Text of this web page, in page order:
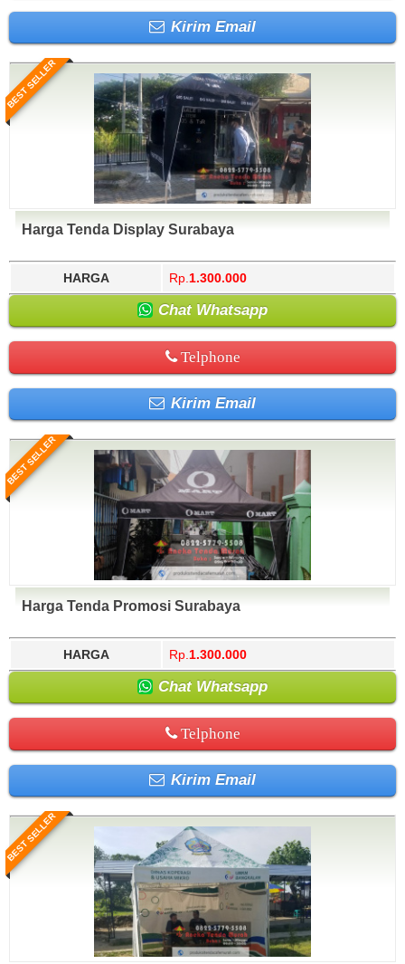
Kirim Email
BEST SELLER
Harga Tenda Display Surabaya
HARGA Rp. 1.300.000
Chat Whatsapp
Telphone
Kirim Email
BEST SELLER
Harga Tenda Promosi Surabaya
HARGA Rp. 1.300.000
Chat Whatsapp
Telphone
Kirim Email
BEST SELLER